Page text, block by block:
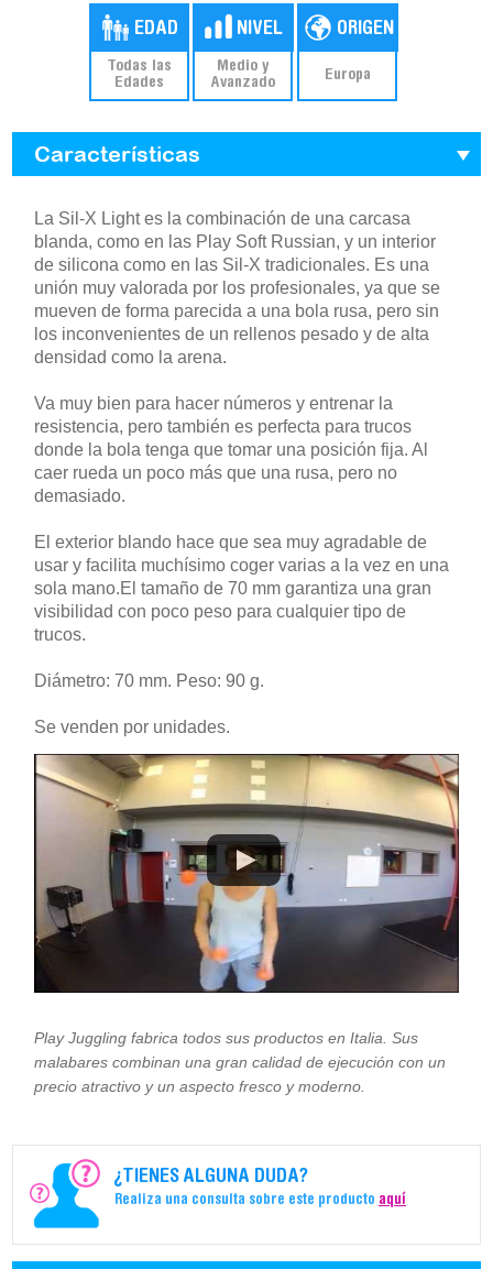
Todas las
Edades
Medio y
Avanzado
Europa
Características
La Sil-X Light es la combinación de una carcasa
blanda, como en las Play Soft Russian, y un interior
de silicona como en las Sil-X tradicionales. Es una
unión muy valorada por los profesionales, ya que se
mueven de forma parecida a una bola rusa, pero sin
los inconvenientes de un rellenos pesado y de alta
densidad como la arena.
Va muy bien para hacer números y entrenar la
resistencia, pero también es perfecta para trucos
donde la bola tenga que tomar una posición fija. Al
caer rueda un poco más que una rusa, pero no
demasiado.
El exterior blando hace que sea muy agradable de
usar y facilita muchísimo coger varias a la vez en una
sola mano.El tamaño de 70 mm garantiza una gran
visibilidad con poco peso para cualquier tipo de
trucos.
Diámetro: 70 mm. Peso: 90 g.
Se venden por unidades.
Play Juggling fabrica todos sus productos en Italia. Sus
malabares combinan una gran calidad de ejecución con un
precio atractivo y un aspecto fresco y moderno.
¿TIENES ALGUNA DUDA?
Realiza una consulta sobre este producto aquí